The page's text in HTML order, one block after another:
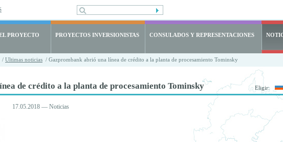
PROYECTO PROYECTOS INVERSIONISTAS CONSULADOS Y REPRESENTACIONES
/ Ultimas noticias / Gazprombank abrió una línea de crédito a la planta de procesamiento Tominsky
Eligir:
de crédito a la planta de procesamiento Tominsky
17.05.2018 — Noticias